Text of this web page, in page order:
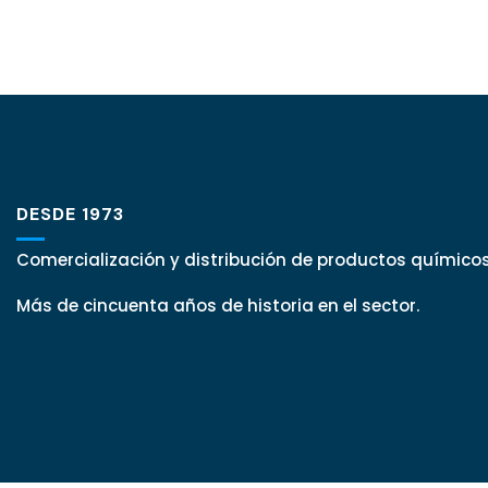
DESDE 1973
Comercialización y distribución de productos
Más de cincuenta años de historia en el sector.